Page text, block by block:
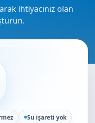
ihtiyacınız olan
Su işareti yok